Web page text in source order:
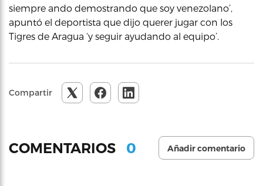
siempre ando demostrando que soy venezolano’,
apuntó el deportista que dijo querer jugar con los
Tigres de Aragua ‘y seguir ayudando al equipo’.
Compartir
COMENTARIOS 0 Añadir comentario